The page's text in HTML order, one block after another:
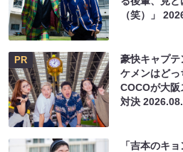
（笑）」
PR
豪快キャプ
ケメンはど
COCOが大阪
対決
「吉本のキ